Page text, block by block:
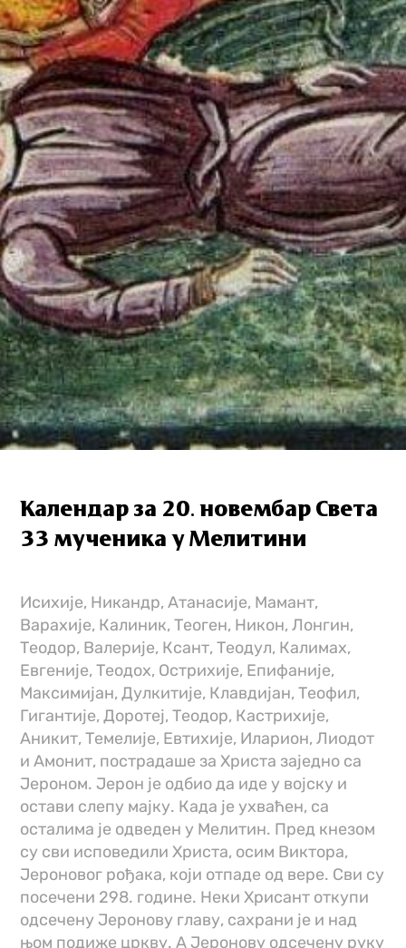
Календар за 20. новембар Света
33 мученика у Мелитини
Исихије, Никандр, Атанасије, Мамант,
Варахије, Калиник, Теоген, Никон, Лонгин,
Теодор, Валерије, Ксант, Теодул, Калимах,
Евгеније, Теодох, Острихије, Епифаније,
Максимијан, Дулкитије, Клавдијан, Теофил,
Гигантије, Доротеј, Теодор, Кастрихије,
Аникит, Темелије, Евтихије, Иларион, Лиодот
и Амонит, пострадаше за Христа заједно са
Јероном. Јерон је одбио да иде у војску и
остави слепу мајку. Када је ухваћен, са
осталима је одведен у Мелитин. Пред кнезом
су сви исповедили Христа, осим Виктора,
Јероновог рођака, који отпаде од вере. Сви су
посечени 298. године. Неки Хрисант откупи
одсечену Јеронову главу, сахрани је и над
њом подиже цркву. А Јеронову одсечену руку